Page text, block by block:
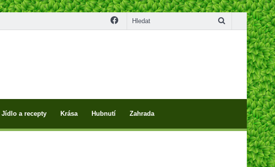
Facebook
Jídlo a recepty Krása Hubnutí Zahrada